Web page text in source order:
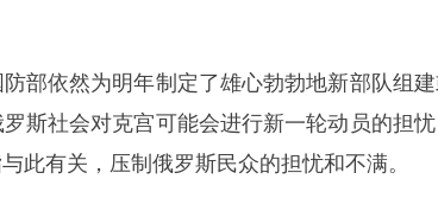
部依然为明年制定了雄心勃勃地新部队组
斯社会对克宫可能会进行新一轮动员的担
此有关，压制俄罗斯民众的担忧和不满。